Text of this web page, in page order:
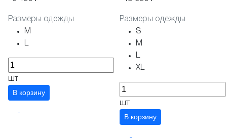
Размеры одежды
M
L
шт
В корзину
Размеры одежды
S
M
L
XL
шт
В корзину